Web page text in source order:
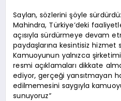
Saylan, sözlerini şöyle
Mahindra, Türkiye’deki
açısıyla sürdürmeye devam
paydaşlarına kesintisiz hizmet
Kamuoyunun yalnızca
resmi açıklamaları dikkate
ediyor, gerçeği yansıtmayan
edilmemesini saygıyla
sunuyoruz”